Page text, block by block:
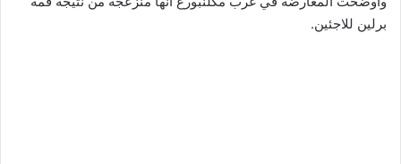
برلين للاجئين.